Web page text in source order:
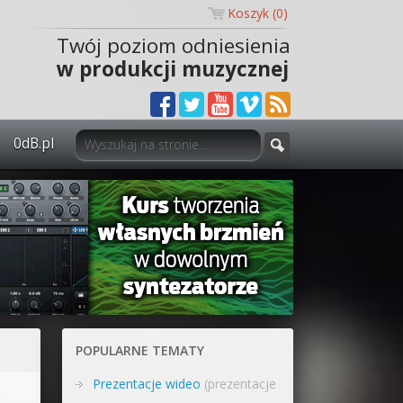
Koszyk (0)
Twój poziom odniesienia
w produkcji muzycznej
0dB.pl
0dB.pl - informacje
Newsletter
Materiały dla mediów
Archiwum aktualności
POPULARNE TEMATY
Prezentacje wideo (prezentacje